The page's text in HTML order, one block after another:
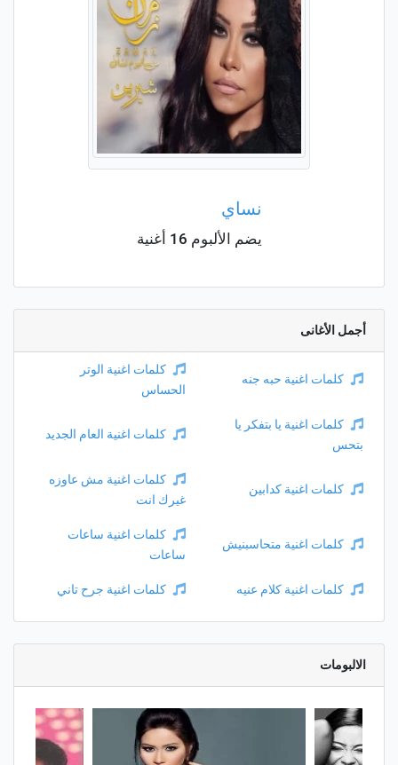
نساي
يضم الألبوم 16 أغنية
أجمل الأغانى
كلمات اغنية حبه جنه
كلمات اغنية الوتر
الحساس
كلمات اغنية يا بتفكر يا
بتحس
كلمات اغنية العام الجديد
كلمات اغنية كدابين
كلمات اغنية مش عاوزه
غيرك انت
كلمات اغنية متحاسبنيش
كلمات اغنية ساعات
ساعات
كلمات اغنية كلام عنيه كلمات اغنية جرح تاني
الالبومات